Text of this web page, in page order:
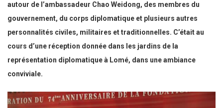
autour de l’ambassadeur Chao Weidong, des membres du
gouvernement, du corps diplomatique et plusieurs autres
personnalités civiles, militaires et traditionnelles. C’était au
cours d’une réception donnée dans les jardins de la
représentation diplomatique à Lomé, dans une ambiance
conviviale.